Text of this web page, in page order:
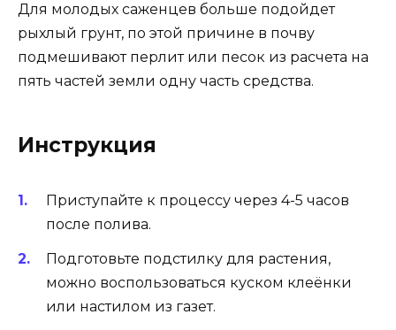
Для молодых саженцев больше подойдет
рыхлый грунт, по этой причине в почву
подмешивают перлит или песок из расчета на
пять частей земли одну часть средства.
Инструкция
Приступайте к процессу через 4-5 часов
после полива.
Подготовьте подстилку для растения,
можно воспользоваться куском клеёнки
или настилом из газет.